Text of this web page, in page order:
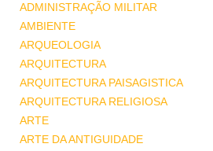
ADMINISTRAÇÃO MILITAR
AMBIENTE
ARQUEOLOGIA
ARQUITECTURA
ARQUITECTURA PAISAGISTICA
ARQUITECTURA RELIGIOSA
ARTE
ARTE DA ANTIGUIDADE